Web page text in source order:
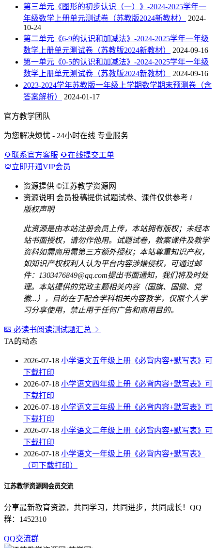
第三单元《图形的初步认识（一）》-2024-2025学年一
年级数学上册单元测试卷（苏教版2024新教材）
2024-
10-24
第二单元《6-9的认识和加减法》-2024-2025学年一年级
数学上册单元测试卷（苏教版2024新教材）
2024-09-16
第一单元《0-5的认识和加减法》-2024-2025学年一年级
数学上册单元测试卷（苏教版2024新教材）
2024-09-16
2023-2024学年苏教版一年级上学期数学期末预测卷（含
答案解析）
2024-01-17
官方教学团队
为您解决烦忧 - 24小时在线 专业服务
联系官方客服
在线提交工单
立即开通VIP会员
资源提供 ©江苏教学资源网
资源说明 会员投稿提供试题试卷、课件仅供参考 i
版权声明
此资源是由本站注册会员上传，本站拥有版权；未经本
站书面授权，请勿作他用。试题试卷，教案课件及教学
资料如需商用需第三方额外授权；本站尊重知识产权，
如知识产权权利人认为平台内容涉嫌侵权，可通过邮
件：1303476849@qq.com提出书面通知，我们将及时处
理。本站提供的党政主题相关内容（国旗、国徽、党
徽...），目的在于配合学科相关内容教学，仅限个人学
习分享使用，禁止用于任何广告和商用目的。
必读书阅读测试题汇总
TA的动态
2026-07-18 小学语文五年级上册《必背内容+默写表》可
下载打印
2026-07-18 小学语文四年级上册《必背内容+默写表》可
下载打印
2026-07-18 小学语文三年级上册《必背内容+默写表》可
下载打印
2026-07-18 小学语文二年级上册《必背内容+默写表》可
下载打印
2026-07-18 小学语文一年级上册《必背内容+默写表》
（可下载打印）
江苏教学资源网会员交流
分享最新教育资源，共同学习，共同进步，共同成长！QQ
群：1452310
QQ交流群